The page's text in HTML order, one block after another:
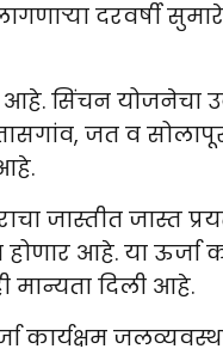
दरवर्षी
आहे. सिंचन
जत व
जास्तीत जास्त
आहे. या ऊर्जा
मान्यता दिली आहे.
कार्यक्षम